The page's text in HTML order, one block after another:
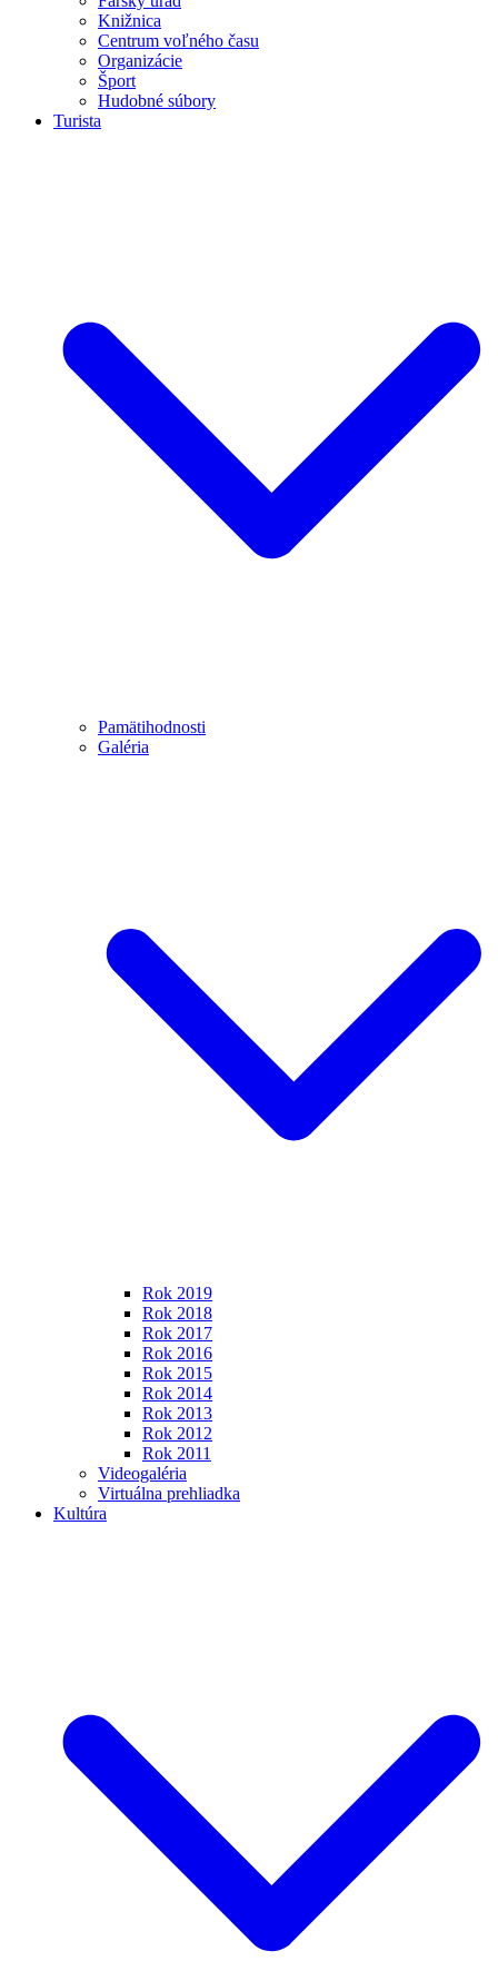
Knižnica
Centrum voľného času
Organizácie
Šport
Hudobné súbory
Turista
Pamätihodnosti
Galéria
Rok 2019
Rok 2018
Rok 2017
Rok 2016
Rok 2015
Rok 2014
Rok 2013
Rok 2012
Rok 2011
Videogaléria
Virtuálna prehliadka
Kultúra